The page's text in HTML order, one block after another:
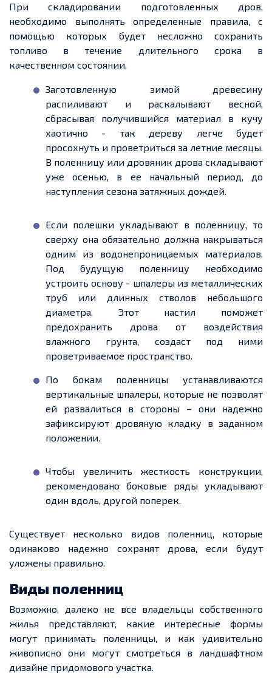
При складировании подготовленных дров,
необходимо выполнять определенные правила, с
помощью которых будет несложно сохранить
топливо в течение длительного срока в
качественном состоянии.
Заготовленную зимой древесину
распиливают и раскалывают весной,
сбрасывая получившийся материал в кучу
хаотично - так дереву легче будет
просохнуть и проветриться за летние месяцы.
В поленницу или дровяник дрова складывают
уже осенью, в ее начальный период, до
наступления сезона затяжных дождей.
Если полешки укладывают в поленницу, то
сверху она обязательно должна накрываться
одним из водонепроницаемых материалов.
Под будущую поленницу необходимо
устроитьоснову - шпалерыиз металлических
труб или длинных стволов небольшого
диаметра. Этот настил поможет
предохранить дрова от воздействия
влажного грунта, создаст под ними
проветриваемое пространство.
По бокам поленницы устанавливаются
вертикальные шпалеры, которые не позволят
ей развалиться в стороны – они надежно
зафиксируют дровяную кладку в заданном
положении.
Чтобы увеличить жесткость конструкции,
рекомендовано боковые ряды укладывают
один вдоль, другой поперек.
Существует несколько видов поленниц, которые
одинаково надежно сохранят дрова, если будут
уложены правильно.
Виды поленниц
Возможно, далеко не все владельцы собственного
жилья представляют, какие интересные формы
могут принимать поленницы, и как удивительно
живописно они могут смотреться в ландшафтном
дизайне придомового участка.